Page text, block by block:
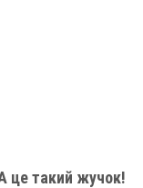
це такий жучок!